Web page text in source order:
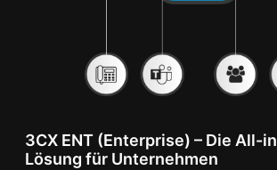
3CX ENT (Enterprise) – Die All-
Lösung für Unternehmen